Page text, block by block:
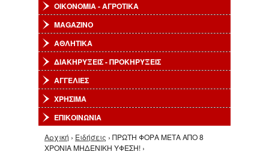
ΟΙΚΟΝΟΜΙΑ - ΑΓΡΟΤΙΚΑ
MAGAZINO
ΑΘΛΗΤΙΚΑ
ΔΙΑΚΗΡΥΞΕΙΣ - ΠΡΟΚΗΡΥΞΕΙΣ
ΑΓΓΕΛΙΕΣ
ΧΡΗΣΙΜΑ
ΕΠΙΚΟΙΝΩΝΙΑ
Είστε εδώ
Αρχική › Ειδήσεις › ΠΡΩΤΗ ΦΟΡΑ ΜΕΤΑ ΑΠΟ 8
ΧΡΟΝΙΑ ΜΗΔΕΝΙΚΗ ΥΦΕΣΗ! ›